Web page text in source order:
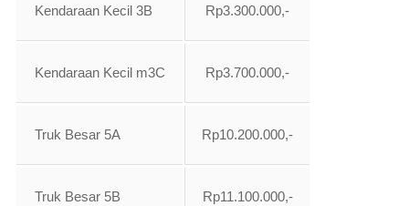
Kendaraan Kecil 3B Rp3.300.000,-
Kendaraan Kecil m3C Rp3.700.000,-
Truk Besar 5A Rp10.200.000,-
Truk Besar 5B Rp11.100.000,-